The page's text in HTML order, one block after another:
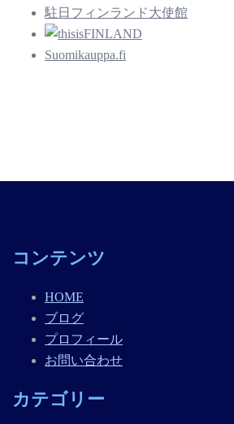
駐日フィンランド大使館
Suomikauppa.fi
コンテンツ
HOME
ブログ
プロフィール
お問い合わせ
カテゴリー